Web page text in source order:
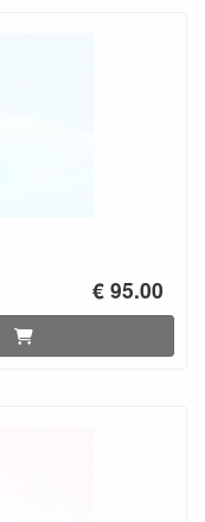
€ 95.00